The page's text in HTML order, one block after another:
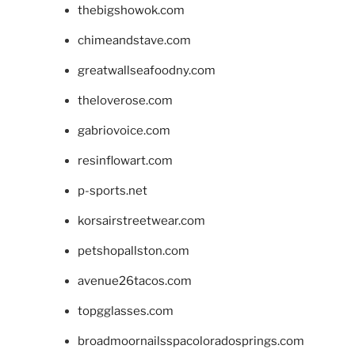
thebigshowok.com
chimeandstave.com
greatwallseafoodny.com
theloverose.com
gabriovoice.com
resinflowart.com
p-sports.net
korsairstreetwear.com
petshopallston.com
avenue26tacos.com
topgglasses.com
broadmoornailsspacoloradosprings.com